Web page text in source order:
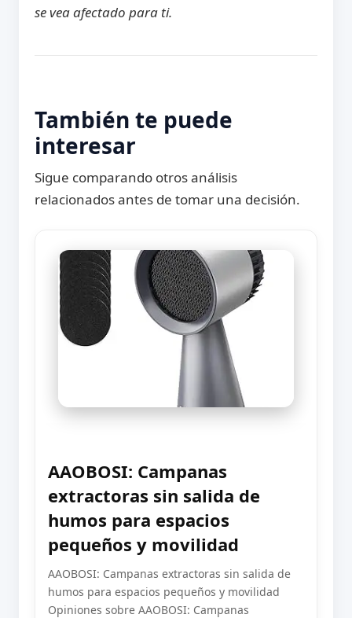
se vea afectado para ti.
También te puede
interesar
Sigue comparando otros análisis
relacionados antes de tomar una decisión.
AAOBOSI: Campanas
extractoras sin salida de
humos para espacios
pequeños y movilidad
AAOBOSI: Campanas extractoras sin salida de
humos para espacios pequeños y movilidad
Opiniones sobre AAOBOSI: Campanas